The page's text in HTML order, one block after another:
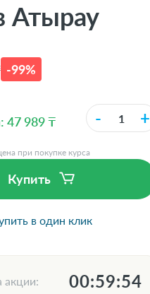
Атырау
-99%
47 989 ₸ - +
при покупке курса
Купить
в один клик
акции: 00:59:53